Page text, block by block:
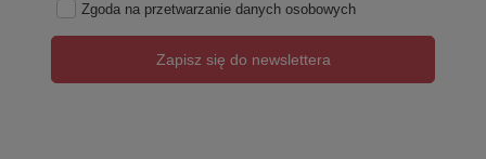
Zgoda na przetwarzanie danych osobowych
Zapisz się do newslettera